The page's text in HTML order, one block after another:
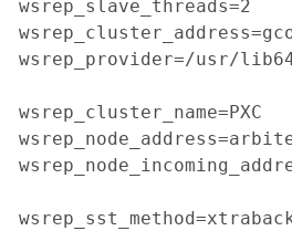
wsrep_slave_threads=2
wsrep_provider=/usr/
wsrep_cluster_name=PXC